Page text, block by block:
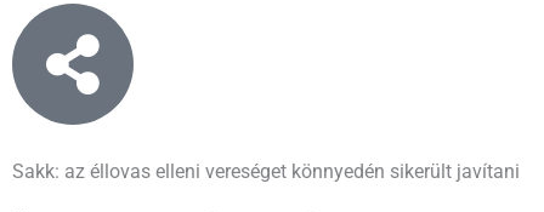
Sakk: az éllovas elleni vereséget könnyedén sikerült javítani